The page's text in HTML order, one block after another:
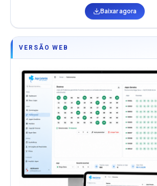
Baixar agora
VERSÃO WEB